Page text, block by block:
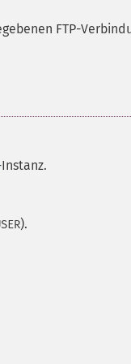
FTP-
).